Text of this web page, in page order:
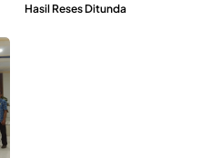
Hasil Reses Ditunda